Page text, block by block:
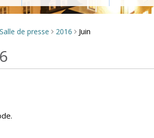
Salle de presse > 2016 > Juin